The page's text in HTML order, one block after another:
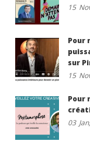
15
Pour
sur
15
Pour
03 Jan,